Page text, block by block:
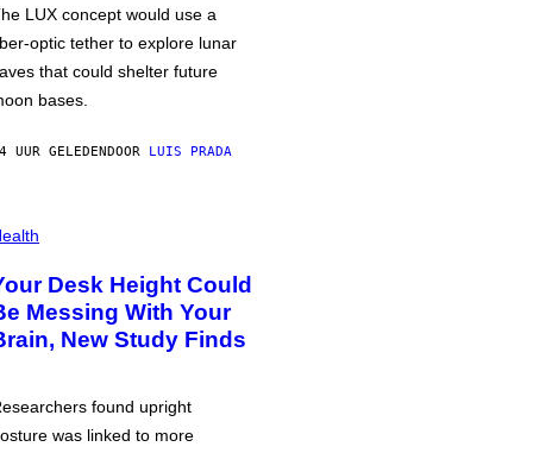
LUX concept would use a
optic tether to explore lunar
that could shelter future
bases.
UUR GELEDENDOOR LUIS PRADA
Desk Height Could
Messing With Your
New Study Finds
found upright
was linked to more